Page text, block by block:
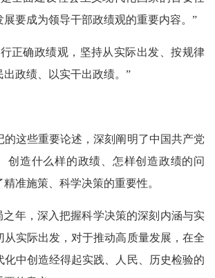
要成为领导干部政绩观的重要内容。”
确政绩观，坚持从实际出发、按规律
出政绩、以实干出政绩。”
这些重要论述，深刻阐明了中国共产党
创造什么样的政绩、怎样创造政绩的问
准施策、科学决策的重要性。
年，深入把握科学决策的深刻内涵与实
从实际出发，对于推动高质量发展，在全
化中创造经得起实践、人民、历史检验的